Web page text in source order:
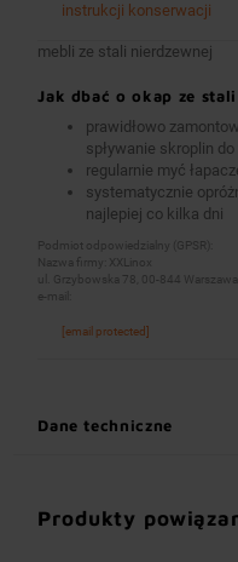
instrukcji konserwacji
mebli ze stali nierdzewnej
Jak dbać o okap ze
prawidłowo
spływanie skroplin
regularnie myć
systematycznie
najlepiej co kilka dni
Podmiot odpowiedzialny (GPSR):
Nazwa firmy: XXLinox
ul. Grzybowska 78, 00-844
e-mail:
[email protected]
Dane techniczne
Produkty